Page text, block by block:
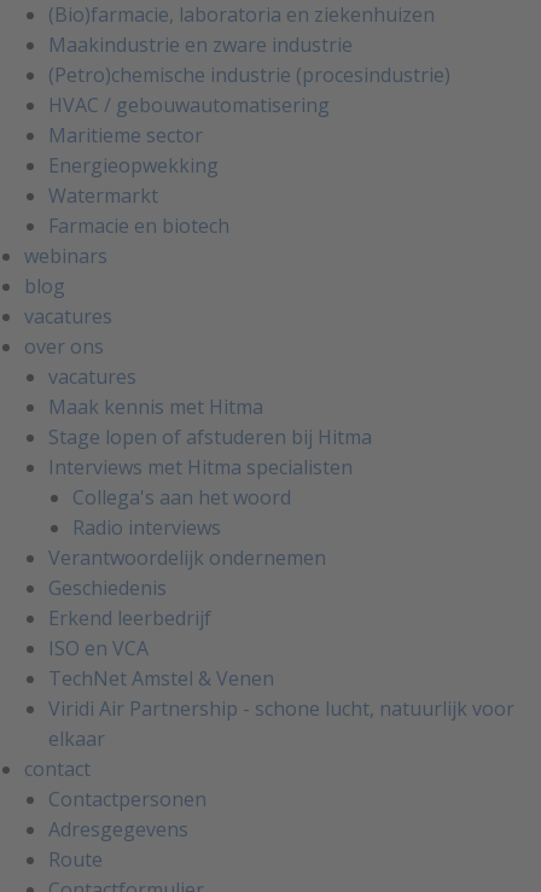
(Bio)farmacie, laboratoria en ziekenhuizen
Maakindustrie en zware industrie
(Petro)chemische industrie (procesindustrie)
HVAC / gebouwautomatisering
Maritieme sector
Energieopwekking
Watermarkt
Farmacie en biotech
webinars
blog
vacatures
over ons
vacatures
Maak kennis met Hitma
Stage lopen of afstuderen bij Hitma
Interviews met Hitma specialisten
Collega's aan het woord
Radio interviews
Verantwoordelijk ondernemen
Geschiedenis
Erkend leerbedrijf
ISO en VCA
TechNet Amstel & Venen
Viridi Air Partnership - schone lucht, natuurlijk voor
elkaar
contact
Contactpersonen
Adresgegevens
Route